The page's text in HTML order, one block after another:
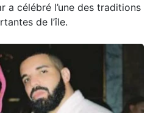
a célébré l’une des traditions
de l’île.